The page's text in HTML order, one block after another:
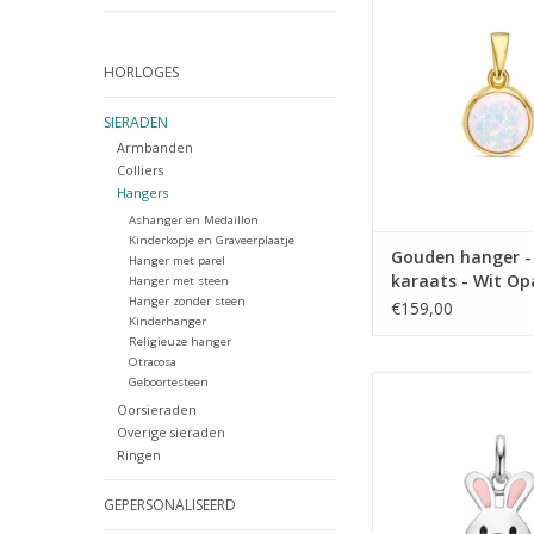
HORLOGES
SIERADEN
Armbanden
Colliers
Hangers
Ashanger en Medaillon
Kinderkopje en Graveerplaatje
Hanger met parel
Hanger met steen
Hanger zonder steen
Kinderhanger
Religieuze hanger
Otracosa
Geboortesteen
Oorsieraden
Overige sieraden
Ringen
GEPERSONALISEERD
TOEVOEGEN AAN
Gouden hanger
karaats - Wit
€159,00
TOEVOEGEN AAN